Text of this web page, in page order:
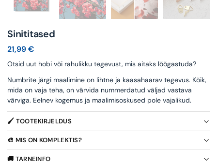
Sinititased
21,99€
Otsid uut hobi või rahulikku tegevust, mis aitaks lõõgastuda?
Numbrite järgi maalimine on lihtne ja kaasahaarav tegevus. Kõik,
mida on vaja teha, on värvida nummerdatud väljad vastava
värviga. Eelnev kogemus ja maalimisoskused pole vajalikud.
🖌️ TOOTEKIRJELDUS
🎨 MIS ON KOMPLEKTIS?
🚚 TARNEINFO